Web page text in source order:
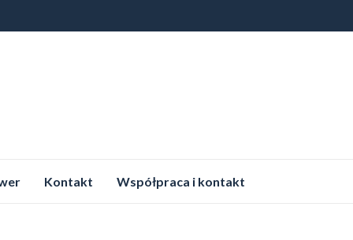
Kontakt Współpraca i kontakt